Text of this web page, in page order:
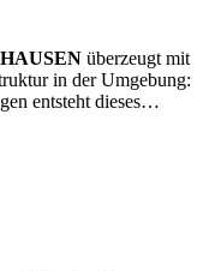
überzeugt mit
in der Umgebung:
entsteht dieses…